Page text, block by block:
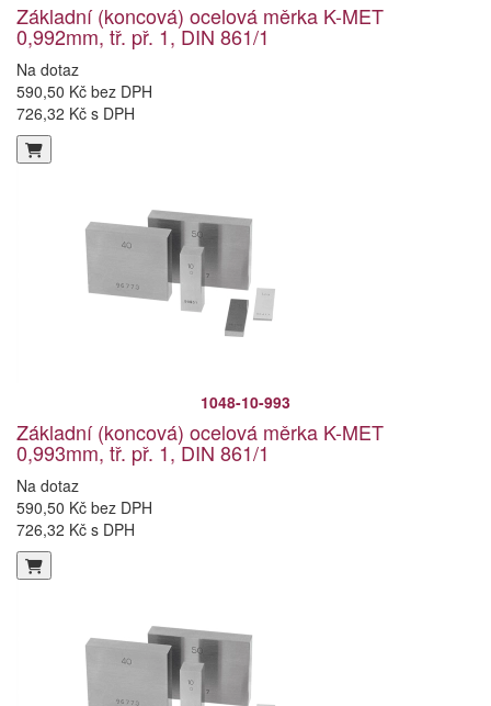
Základní (koncová) ocelová měrka K-MET
0,992mm, tř. př. 1, DIN 861/1
Na dotaz
590,50 Kč bez DPH
726,32 Kč s DPH
1048-10-993
Základní (koncová) ocelová měrka K-MET
0,993mm, tř. př. 1, DIN 861/1
Na dotaz
590,50 Kč bez DPH
726,32 Kč s DPH